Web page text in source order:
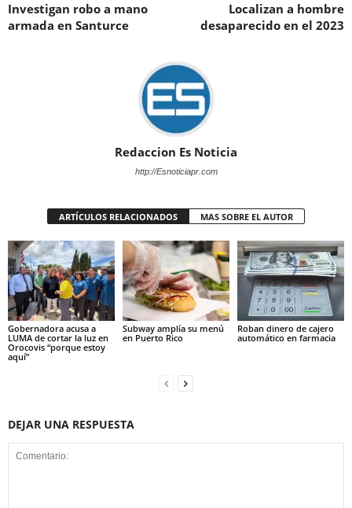
Investigan robo a mano
armada en Santurce
Localizan a hombre
desaparecido en el 2023
Redaccion Es Noticia
http://Esnoticiapr.com
ARTÍCULOS RELACIONADOS MAS SOBRE EL AUTOR
Gobernadora acusa a
LUMA de cortar la luz en
Orocovis “porque estoy
aquí”
Subway amplía su menú
en Puerto Rico
Roban dinero de cajero
automático en farmacia
DEJAR UNA RESPUESTA